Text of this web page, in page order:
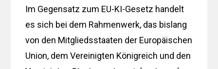
Im Gegensatz zum EU-KI-Gesetz handelt
es sich bei dem Rahmenwerk, das bislang
von den Mitgliedsstaaten der Europäischen
Union, dem Vereinigten Königreich und den